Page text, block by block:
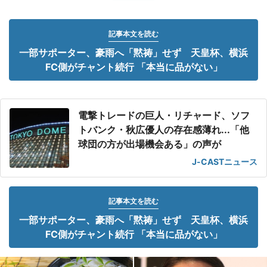
記事本文を読む
一部サポーター、豪雨へ「黙祷」せず 天皇杯、横浜
FC側がチャント続行 「本当に品がない」
電撃トレードの巨人・リチャード、ソフ
トバンク・秋広優人の存在感薄れ...「他
球団の方が出場機会ある」の声が
J-CASTニュース
記事本文を読む
一部サポーター、豪雨へ「黙祷」せず 天皇杯、横浜
FC側がチャント続行 「本当に品がない」